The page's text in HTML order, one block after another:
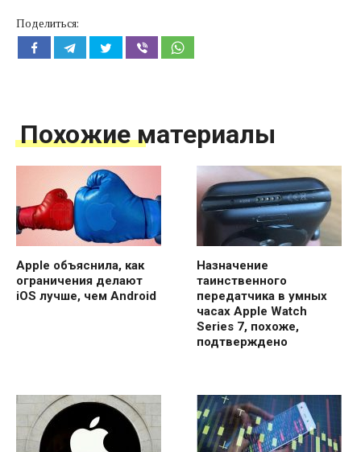
Поделиться:
Похожие материалы
Apple объяснила, как
ограничения делают
iOS лучше, чем Android
Назначение
таинственного
передатчика в умных
часах Apple Watch
Series 7, похоже,
подтверждено